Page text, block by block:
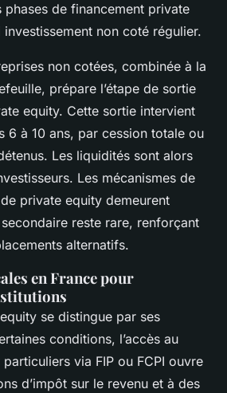
de financement private
investissement non coté régulier.
non cotées, combinée à la
prépare l’étape de sortie
equity. Cette sortie intervient
6 à 10 ans, par cession totale ou
Les liquidités sont alors
Les mécanismes de
private equity demeurent
reste rare, renforçant
alternatifs.
en France pour
se distingue par ses
conditions, l’accès au
via FIP ou FCPI ouvre
d’impôt sur le revenu et à des